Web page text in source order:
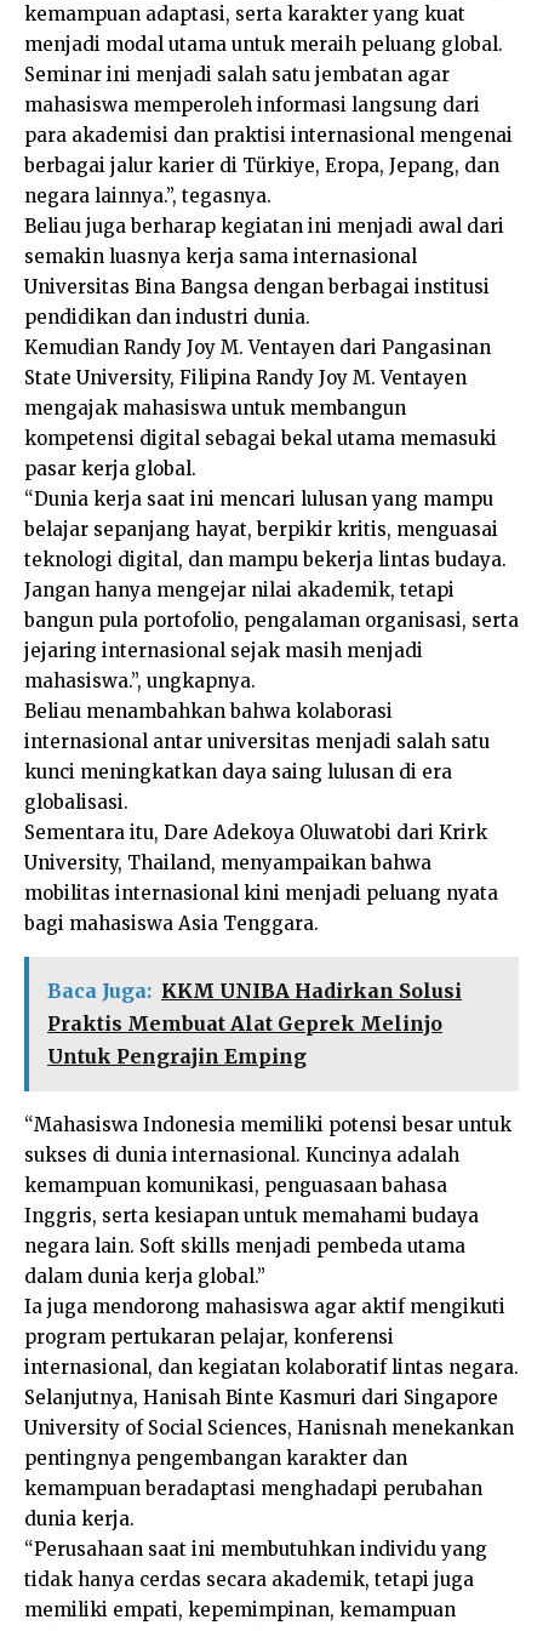
kemampuan adaptasi, serta karakter yang kuat
menjadi modal utama untuk meraih peluang global.
Seminar ini menjadi salah satu jembatan agar
mahasiswa memperoleh informasi langsung dari
para akademisi dan praktisi internasional mengenai
berbagai jalur karier di Türkiye, Eropa, Jepang, dan
negara lainnya.”, tegasnya.
Beliau juga berharap kegiatan ini menjadi awal dari
semakin luasnya kerja sama internasional
Universitas Bina Bangsa dengan berbagai institusi
pendidikan dan industri dunia.
Kemudian Randy Joy M. Ventayen dari Pangasinan
State University, Filipina Randy Joy M. Ventayen
mengajak mahasiswa untuk membangun
kompetensi digital sebagai bekal utama memasuki
pasar kerja global.
“Dunia kerja saat ini mencari lulusan yang mampu
belajar sepanjang hayat, berpikir kritis, menguasai
teknologi digital, dan mampu bekerja lintas budaya.
Jangan hanya mengejar nilai akademik, tetapi
bangun pula portofolio, pengalaman organisasi, serta
jejaring internasional sejak masih menjadi
mahasiswa.”, ungkapnya.
Beliau menambahkan bahwa kolaborasi
internasional antar universitas menjadi salah satu
kunci meningkatkan daya saing lulusan di era
globalisasi.
Sementara itu, Dare Adekoya Oluwatobi dari Krirk
University, Thailand, menyampaikan bahwa
mobilitas internasional kini menjadi peluang nyata
bagi mahasiswa Asia Tenggara.
Baca Juga: KKM UNIBA Hadirkan Solusi
Praktis Membuat Alat Geprek Melinjo
Untuk Pengrajin Emping
“Mahasiswa Indonesia memiliki potensi besar untuk
sukses di dunia internasional. Kuncinya adalah
kemampuan komunikasi, penguasaan bahasa
Inggris, serta kesiapan untuk memahami budaya
negara lain. Soft skills menjadi pembeda utama
dalam dunia kerja global.”
Ia juga mendorong mahasiswa agar aktif mengikuti
program pertukaran pelajar, konferensi
internasional, dan kegiatan kolaboratif lintas negara.
Selanjutnya, Hanisah Binte Kasmuri dari Singapore
University of Social Sciences, Hanisnah menekankan
pentingnya pengembangan karakter dan
kemampuan beradaptasi menghadapi perubahan
dunia kerja.
“Perusahaan saat ini membutuhkan individu yang
tidak hanya cerdas secara akademik, tetapi juga
memiliki empati, kepemimpinan, kemampuan